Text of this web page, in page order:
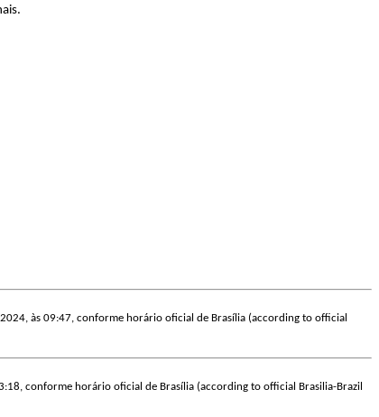
às 09:47, conforme horário oficial de Brasília (according to official
conforme horário oficial de Brasília (according to official Brasilia-Brazil